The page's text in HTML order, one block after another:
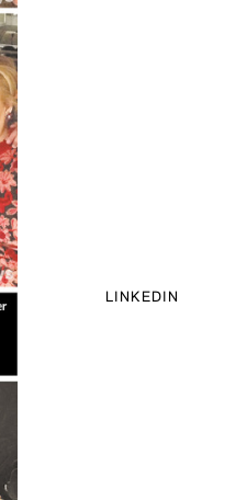
LINKEDIN